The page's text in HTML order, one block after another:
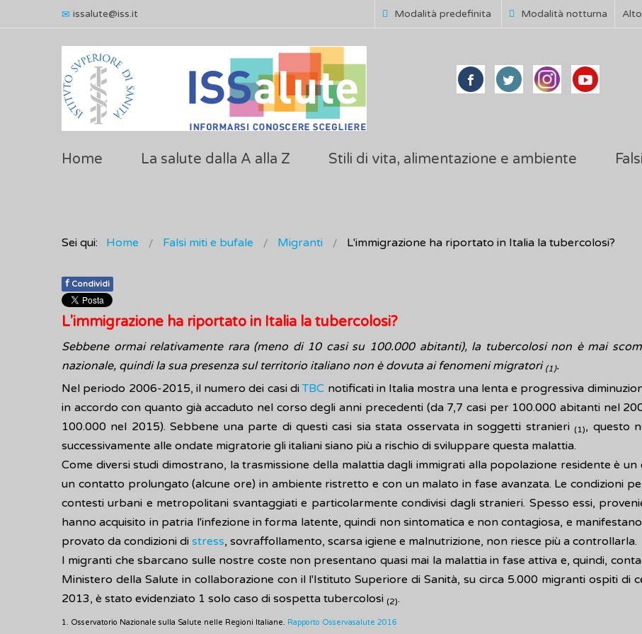
issalute@iss.it Modalità predefinita Modalità notturna
Home La salute dalla A alla Z Stili di vita, alimentazione e ambiente
Sei qui: Home Falsi miti e bufale Migranti L'immigrazione ha riportato in Italia la tubercolosi?
f Condividi
L'immigrazione ha riportato in Italia la tubercolosi?
Sebbene ormai relativamente rara (meno di 10 casi su 100.000 abitanti), la tubercolosi non è mai
nazionale, quindi la sua presenza sul territorio italiano non è dovuta ai fenomeni migratori (1).
Nel periodo 2006-2015, il numero dei casi diTBC notificati in Italia mostra una lenta e progressiva
in accordo con quanto già accaduto nel corso degli anni precedenti (da 7,7 casi per 100.000 abitanti nel
100.000 nel 2015). Sebbene una parte di questi casi sia stata osservata in soggetti stranieri(1), questo
successivamente alle ondate migratorie gli italiani siano più a rischio di sviluppare questa malattia.
Come diversi studi dimostrano, la trasmissione della malattia dagli immigrati alla popolazione residente è
un contatto prolungato (alcune ore) in ambiente ristretto e con un malato in fase avanzata. Le condizioni
contesti urbani e metropolitani svantaggiati e particolarmente condivisi dagli stranieri. Spesso essi,
hanno acquisito in patria l'infezione in forma latente, quindi non sintomatica e non contagiosa, e
provato da condizioni di stress, sovraffollamento, scarsa igiene e malnutrizione, non riesce più a controllarla.
I migranti che sbarcano sulle nostre coste non presentano quasi mai la malattia in fase attiva e, quindi,
Ministero della Salute in collaborazione con il l'Istituto Superiore di Sanità, su circa 5.000 migranti ospiti di
2013, è stato evidenziato 1 solo caso di sospetta tubercolosi (2).
1. Osservatorio Nazionale sulla Salute nelle Regioni Italiane. Rapporto Osservasalute 2016